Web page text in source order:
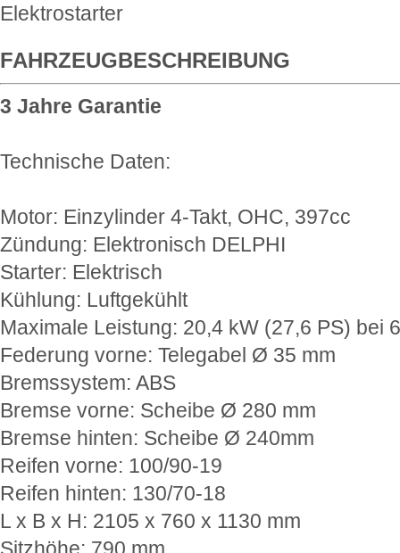
Elektrostarter
FAHRZEUGBESCHREIBUNG
3 Jahre Garantie
Technische Daten:
Motor: Einzylinder 4-Takt, OHC, 397cc
Zündung: Elektronisch DELPHI
Starter: Elektrisch
Kühlung: Luftgekühlt
Maximale Leistung: 20,4 kW (27,6 PS) bei
Federung vorne: Telegabel Ø 35 mm
Bremssystem: ABS
Bremse vorne: Scheibe Ø 280 mm
Bremse hinten: Scheibe Ø 240mm
Reifen vorne: 100/90-19
Reifen hinten: 130/70-18
L x B x H: 2105 x 760 x 1130 mm